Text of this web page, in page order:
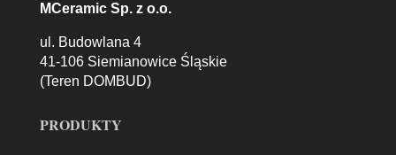
MCeramic Sp. z o.o.
ul. Budowlana 4
41-106 Siemianowice Śląskie
(Teren DOMBUD)
PRODUKTY